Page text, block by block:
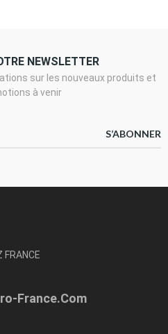
NEWSLETTER
sur les nouveaux produits et
à venir
S’ABONNER
FRANCE
France.com